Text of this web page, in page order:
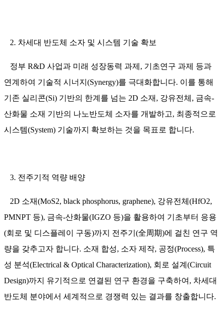
2. 차세대 반도체 소자 및 시스템 기술 확보
정부 R&D 사업과 미래 성장동력 과제, 기초연구 과제 등과
연계하여 기술적 시너지(Synergy)를 극대화합니다. 이를 통해
기존 실리콘(Si) 기반의 한계를 넘는 2D 소재, 강유전체, 금속-
산화물 소재 기반의 나노반도체 소자를 개발하고, 최종적으로
시스템(System) 기술까지 확보하는 것을 목표로 합니다.
3. 전주기적 역량 배양
2D 소재(MoS2, black phosphorus, graphene), 강유전체(HfO2,
PMNPT 등), 금속-산화물(IGZO 등)을 활용하여 기초부터 응용
(회로 및 디스플레이 구동)까지 전주기(全周期)에 걸친 연구 역
량을 갖추고자 합니다. 소재 합성, 소자 제작, 공정(Process), 특
성 분석(Electrical & Optical Characterization), 회로 설계(Circuit
Design)까지 유기적으로 연결된 연구 환경을 구축하여, 차세대
반도체 분야에서 세계적으로 경쟁력 있는 결과를 창출합니다.